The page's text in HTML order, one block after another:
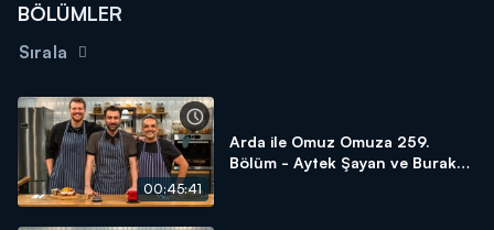
BÖLÜMLER
Sırala
00:45:41
Arda ile Omuz Omuza 259.
Bölüm - Aytek Şayan ve Burak